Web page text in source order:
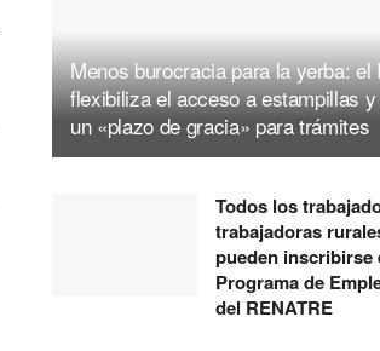
Menos burocracia para la yerba: el
flexibiliza el acceso a estampillas
un «plazo de gracia» para trámites
Todos los
trabajadoras
pueden inscribirse
Programa de
del RENATRE